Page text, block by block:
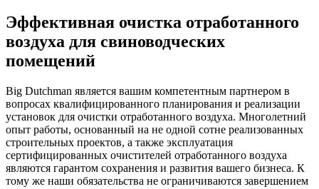
Эффективная очистка отработанного
воздуха для свиноводческих
помещений
Big Dutchman является вашим компетентным партнером в
вопросах квалифицированного планирования и реализации
установок для очистки отработанного воздуха. Многолетний
опыт работы, основанный на не одной сотне реализованных
строительных проектов, а также эксплуатация
сертифицированных очистителей отработанного воздуха
являются гарантом сохранения и развития вашего бизнеса. К
тому же наши обязательства не ограничиваются завершением